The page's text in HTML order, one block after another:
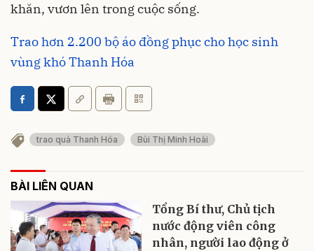
khăn, vươn lên trong cuộc sống.
Trao hơn 2.200 bộ áo đồng phục cho học sinh
vùng khó Thanh Hóa
trao quà Thanh Hóa Bùi Thị Minh Hoài
BÀI LIÊN QUAN
Tổng Bí thư, Chủ tịch
nước động viên công
nhân, người lao động ở